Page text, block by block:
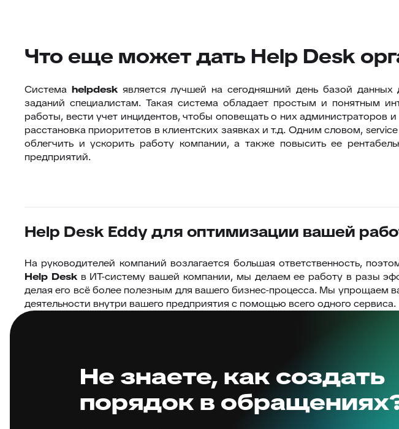
Что еще может дать Help Desk
Система helpdeskявляется лучшей на сегодняшний день базой
заданий специалистам. Такая система обладает простым и понятным
работы, вести учет инцидентов, чтобы оповещать о них администраторов
расстановка приоритетов в клиентских заявках и т.д. Одним словом,
облегчить и ускорить работу компании, а также повысить ее
предприятий.
Help Desk Eddy для оптимизации вашей
На руководителей компаний возлагается большая ответственность,
Help Deskв ИТ-систему вашей компании, мы делаем ее работу в разы
делая его всё более полезным для вашего бизнес-процесса. Мы
деятельности внутри вашего предприятия с помощью всего одного сервиса.
Не знаете, как создать
порядок в